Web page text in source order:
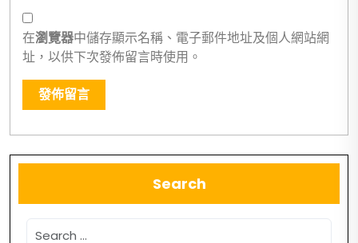
在瀏覽器中儲存顯示名稱、電子郵件地址及個人網站網
址，以供下次發佈留言時使用。
Search